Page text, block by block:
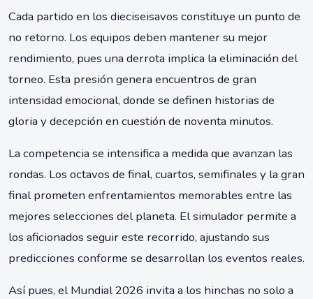
Cada partido en los dieciseisavos constituye un punto de
no retorno. Los equipos deben mantener su mejor
rendimiento, pues una derrota implica la eliminación del
torneo. Esta presión genera encuentros de gran
intensidad emocional, donde se definen historias de
gloria y decepción en cuestión de noventa minutos.
La competencia se intensifica a medida que avanzan las
rondas. Los octavos de final, cuartos, semifinales y la gran
final prometen enfrentamientos memorables entre las
mejores selecciones del planeta. El simulador permite a
los aficionados seguir este recorrido, ajustando sus
predicciones conforme se desarrollan los eventos reales.
Así pues, el Mundial 2026 invita a los hinchas no solo a